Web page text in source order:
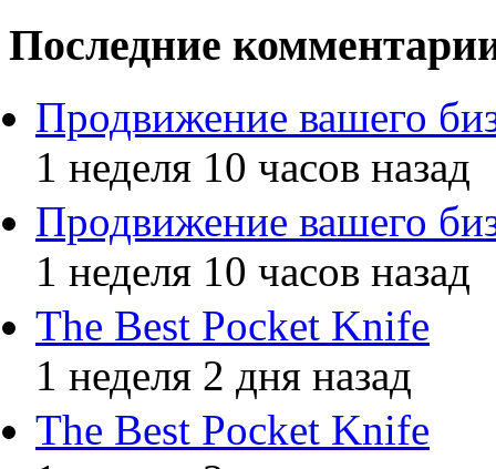
Последние
Продвижение вашего
1 неделя 10 часов назад
Продвижение вашего
1 неделя 10 часов назад
The Best Pocket Knife
1 неделя 2 дня назад
The Best Pocket Knife